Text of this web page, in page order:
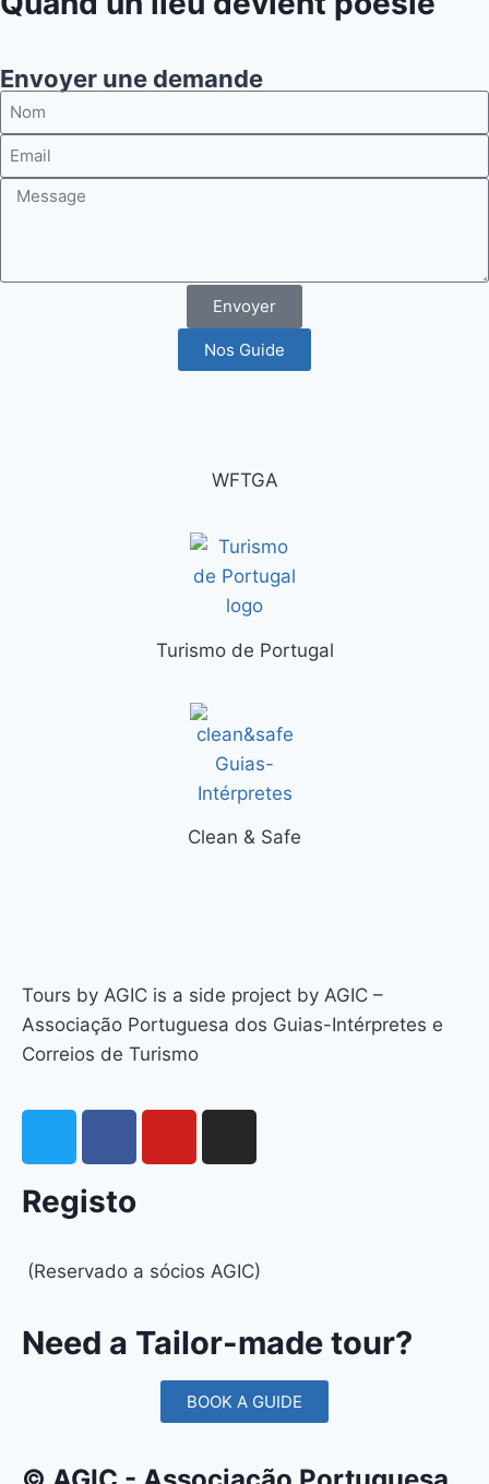
Envoyer une demande
Envoyer
Nos Guide
WFTGA
Turismo de Portugal
Clean & Safe
Tours by AGIC is a side project by AGIC –
Associação Portuguesa dos Guias-Intérpretes e
Correios de Turismo
Registo
(Reservado a sócios AGIC)
Need a Tailor-made tour?
BOOK A GUIDE